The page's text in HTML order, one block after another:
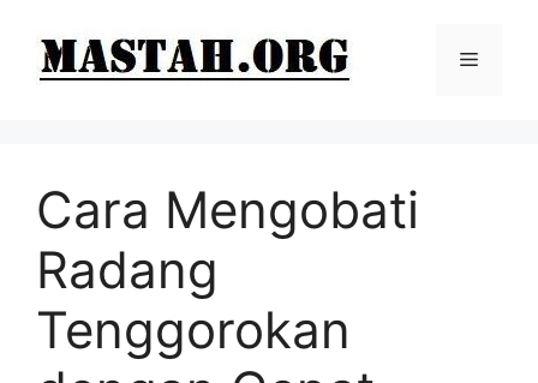
Menu
Cara Mengobati
Radang
Tenggorokan